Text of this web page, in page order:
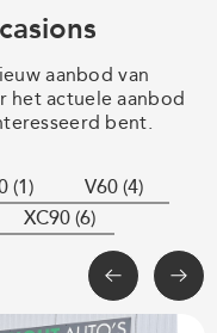
aanbod van
het actuele aanbod
bent.
(1)
V60 (4)
XC90 (6)